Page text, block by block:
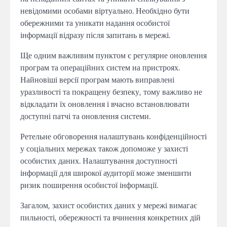
невідомими особами віртуально. Необхідно бути
обережними та уникати надання особистої
інформації відразу після запитань в мережі.
Ще одним важливим пунктом є регулярне оновлення
програм та операційних систем на пристроях.
Найновіші версії програм мають виправлені
уразливості та покращену безпеку, тому важливо не
відкладати їх оновлення і вчасно встановлювати
доступні патчі та оновлення системи.
Ретельне обговорення налаштувань конфіденційності
у соціальних мережах також допоможе у захисті
особистих даних. Налаштування доступності
інформації для широкої аудиторії може зменшити
ризик поширення особистої інформації.
Загалом, захист особистих даних у мережі вимагає
пильності, обережності та вчинення конкретних дій